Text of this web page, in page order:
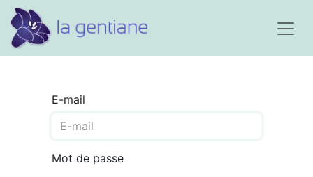
E-mail
Mot de passe